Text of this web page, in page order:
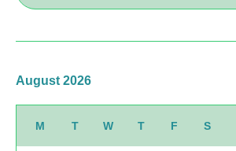
August 2026
M T W T F S